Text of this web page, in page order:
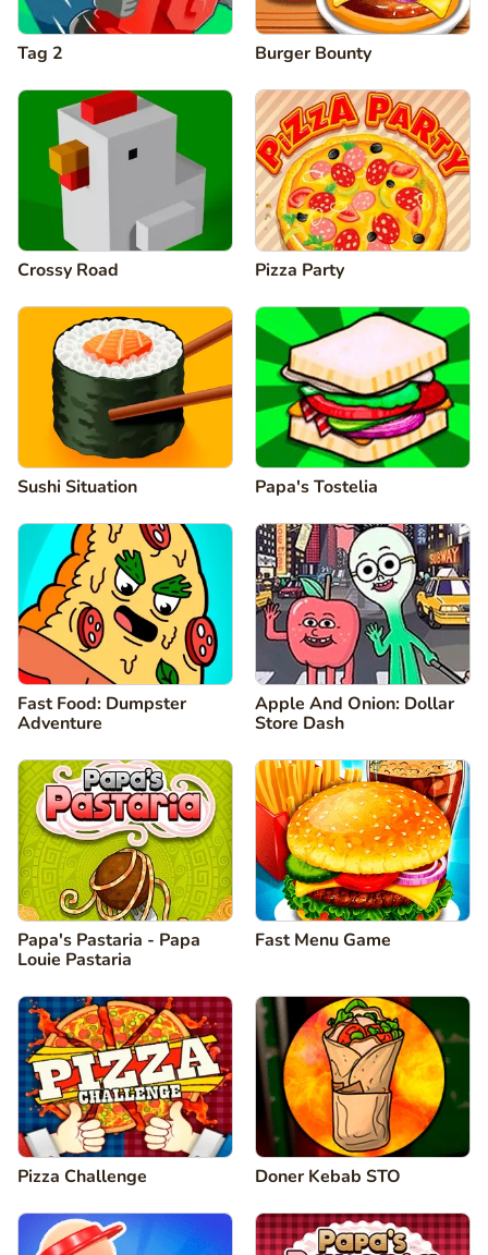
Tag 2 Burger Bounty
Crossy Road Pizza Party
Sushi Situation Papa's Tostelia
Fast Food: Dumpster
Adventure
Apple And Onion: Dollar
Store Dash
Papa's Pastaria - Papa
Louie Pastaria
Fast Menu Game
Pizza Challenge Doner Kebab STO